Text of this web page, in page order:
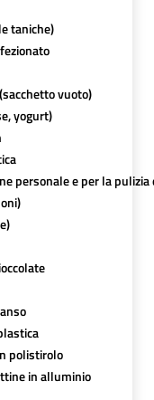
taniche)
vuoto)
yogurt)
personale e per la pulizia
polistirolo
in alluminio